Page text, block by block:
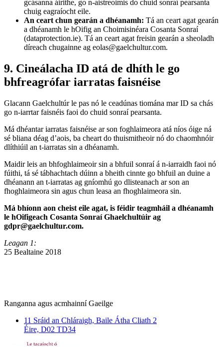
gcásanna áirithe, go n-aistreoimis do chuid sonraí pearsanta
chuig eagraíocht eile.
An ceart chun gearán a dhéanamh: Tá an ceart agat gearán
a dhéanamh le hOifig an Choimisinéara Cosanta Sonraí
(dataprotection.ie). Tá an ceart agat freisin gearán a sheoladh
díreach chugainne ag eolas@gaelchultur.com.
9. Cineálacha ID atá de dhíth le go
bhfreagrófar iarratas faisnéise
Glacann Gaelchultúr le pas nó le ceadúnas tiomána mar ID sa chás
go n-iarrtar faisnéis faoi do chuid sonraí pearsanta.
Má dhéantar iarratas faisnéise ar son foghlaimeora atá níos óige ná
sé bliana déag d’aois, ba cheart do thuismitheoir nó do chaomhnóir
dlíthiúil an t-iarratas sin a dhéanamh.
Maidir leis an bhfoghlaimeoir sin a bhfuil sonraí á n-iarraidh faoi nó
fúithi, tá sé tábhachtach dúinn a bheith cinnte go bhfuil an duine a
dhéanann an t-iarratas ag gníomhú go dlisteanach ar son an
fhoghlaimeora sin agus chun leasa an fhoghlaimeora sin.
Má bhíonn aon cheist eile agat, is féidir teagmháil a dhéanamh
le hOifigeach Cosanta Sonraí Ghaelchultúir ag
gdpr@gaelchultur.com.
Leagan 1:
25 Bealtaine 2018
Ranganna agus acmhainní Gaeilge
11 Sráid an Chláraigh, Baile Átha Cliath 2
Éire, D02 TD34